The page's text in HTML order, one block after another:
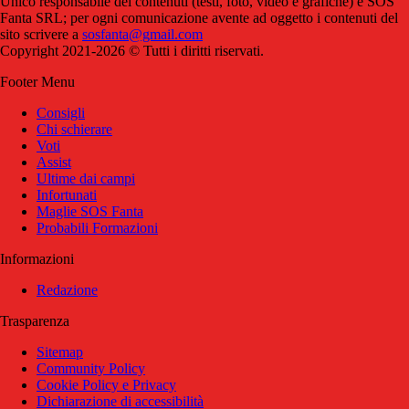
Fanta SRL; per ogni comunicazione avente ad oggetto i contenuti del
sito scrivere a sosfanta@gmail.com
Copyright 2021-2026 © Tutti i diritti riservati.
Footer Menu
Consigli
Chi schierare
Voti
Assist
Ultime dai campi
Infortunati
Maglie SOS Fanta
Probabili Formazioni
Informazioni
Redazione
Trasparenza
Sitemap
Community Policy
Cookie Policy e Privacy
Dichiarazione di accessibilità